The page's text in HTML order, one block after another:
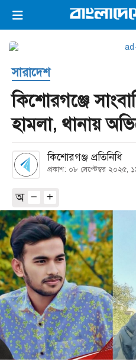
ভিডিও ই-পেপার লগইন
প্রচ্ছদ
সর্বশেষ
সব বিভাগ
আর্কাইভ
কনভার্টার
সারাদেশ
কিশোরগঞ্জে
হামলা, থানায়
কিশোরগঞ্জ প্রতিনিধি
প্রকাশ: ০৮ সেপ্টেম্বর ২০২৫,
অ